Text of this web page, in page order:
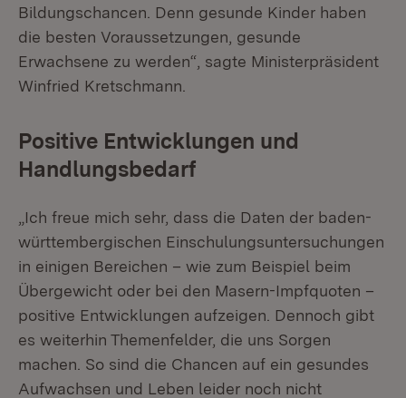
Bildungschancen. Denn gesunde Kinder haben
die besten Voraussetzungen, gesunde
Erwachsene zu werden“, sagte Ministerpräsident
Winfried Kretschmann.
Positive Entwicklungen und
Handlungsbedarf
„Ich freue mich sehr, dass die Daten der baden-
württembergischen Einschulungsuntersuchungen
in einigen Bereichen – wie zum Beispiel beim
Übergewicht oder bei den Masern-Impfquoten –
positive Entwicklungen aufzeigen. Dennoch gibt
es weiterhin Themenfelder, die uns Sorgen
machen. So sind die Chancen auf ein gesundes
Aufwachsen und Leben leider noch nicht